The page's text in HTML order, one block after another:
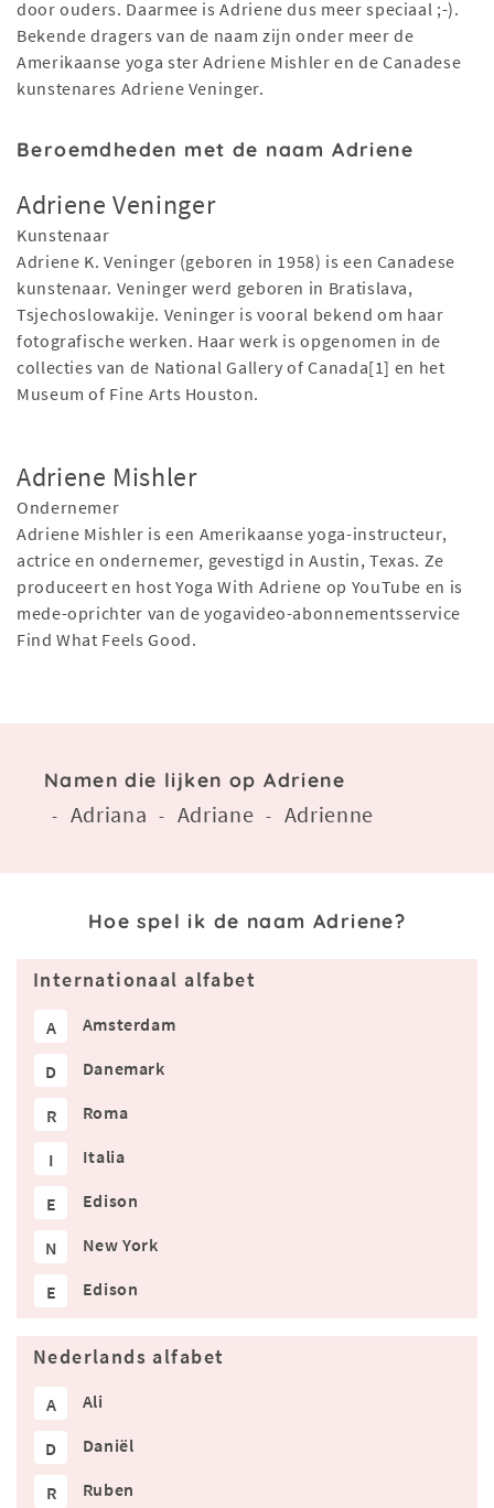
door ouders. Daarmee is Adriene dus meer speciaal ;-).
Bekende dragers van de naam zijn onder meer de
Amerikaanse yoga ster Adriene Mishler en de Canadese
kunstenares Adriene Veninger.
Beroemdheden met de naam Adriene
Adriene Veninger
Kunstenaar
Adriene K. Veninger (geboren in 1958) is een Canadese
kunstenaar. Veninger werd geboren in Bratislava,
Tsjechoslowakije. Veninger is vooral bekend om haar
fotografische werken. Haar werk is opgenomen in de
collecties van de National Gallery of Canada[1] en het
Museum of Fine Arts Houston.
Adriene Mishler
Ondernemer
Adriene Mishler is een Amerikaanse yoga-instructeur,
actrice en ondernemer, gevestigd in Austin, Texas. Ze
produceert en host Yoga With Adriene op YouTube en is
mede-oprichter van de yogavideo-abonnementsservice
Find What Feels Good.
Namen die lijken op Adriene
- Adriana - Adriane - Adrienne
Hoe spel ik de naam Adriene?
Internationaal alfabet
A Amsterdam
D Danemark
R Roma
I Italia
E Edison
N New York
E Edison
Nederlands alfabet
A Ali
D Daniël
R Ruben